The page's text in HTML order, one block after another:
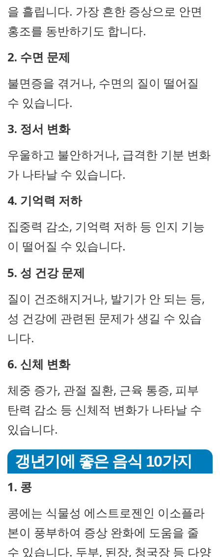
을 흘립니다. 가장 흔한 증상으로 안면
홍조를 동반하기도 합니다.
2. 수면 문제
불면증을 겪거나, 수면의 질이 떨어질
수 있습니다.
3. 정서 변화
우울하고 불안하거나, 급격한 기분 변화
가 나타날 수 있습니다.
4. 기억력 저하
집중력 감소, 기억력 저하 등 인지 기능
이 떨어질 수 있습니다.
5. 성 건강 문제
질이 건조해지거나, 발기가 안 되는 등,
성 건강에 관련된 문제가 생길 수 있습
니다.
6. 신체 변화
체중 증가, 관절 질환, 근육 통증, 피부
탄력 감소 등 신체적 변화가 나타날 수
있습니다.
갱년기에 좋은 음식 10가지
1. 콩
콩에는 식물성 에스트로젠인 이소플라
본이 풍부하여 증상 완화에 도움을 줄
수 있습니다. 두부, 된장, 청국장 등 다양